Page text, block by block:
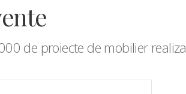
de proiecte de mobilier